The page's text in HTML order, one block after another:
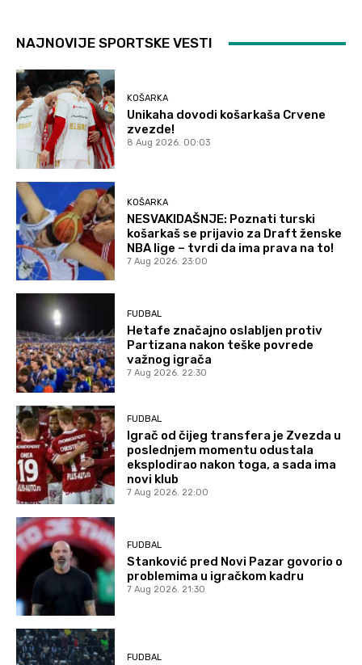
NAJNOVIJE SPORTSKE VESTI
KOŠARKA
Unikaha dovodi košarkaša Crvene
zvezde!
8 Aug 2026. 00:03
KOŠARKA
NESVAKIDAŠNJE: Poznati turski
košarkaš se prijavio za Draft ženske
NBA lige – tvrdi da ima prava na to!
7 Aug 2026. 23:00
FUDBAL
Hetafe značajno oslabljen protiv
Partizana nakon teške povrede
važnog igrača
7 Aug 2026. 22:30
FUDBAL
Igrač od čijeg transfera je Zvezda u
poslednjem momentu odustala
eksplodirao nakon toga, a sada ima
novi klub
7 Aug 2026. 22:00
FUDBAL
Stanković pred Novi Pazar govorio o
problemima u igračkom kadru
7 Aug 2026. 21:30
FUDBAL